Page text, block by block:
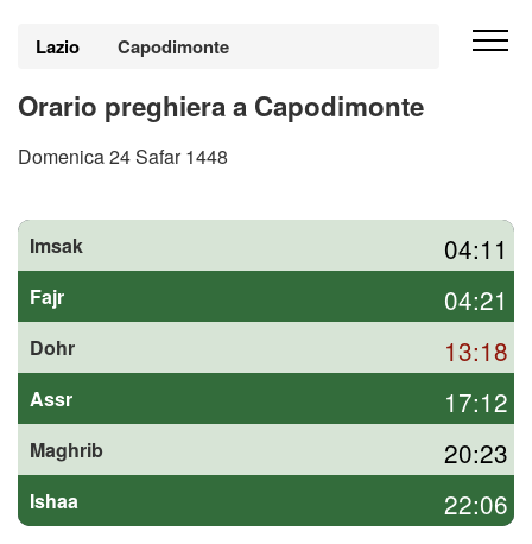
Lazio Capodimonte
Orario preghiera a Capodimonte
Domenica 24 Safar 1448
Imsak 04:11
Fajr 04:21
Dohr 13:18
Assr 17:12
Maghrib 20:23
Ishaa 22:06